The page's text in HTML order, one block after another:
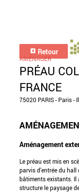
Retour
AMÉNAGER
PRÉAU
FRANCE
75020 PARIS - Paris -
Aménagement
Le préau est mis en
parvis d'entrée du hall
bâtiments existants. Il
structure le paysage